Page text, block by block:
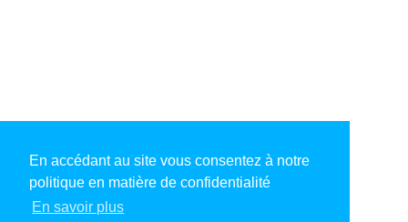
En accédant au site vous consentez à notre
politique en matière de confidentialité
En savoir plus